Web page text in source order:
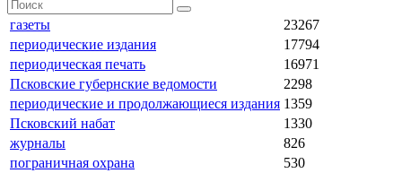
газеты
23267
периодические издания
17794
периодическая печать
16971
Псковские губернские ведомости
2298
периодические и продолжающиеся издания 1359
Псковский набат
1330
журналы
826
пограничная охрана
530